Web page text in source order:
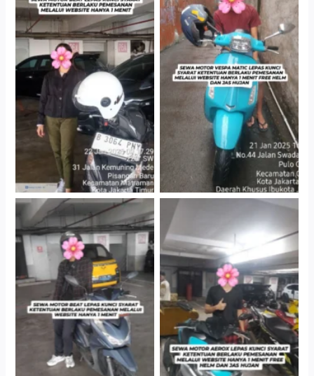
Cityplaza Jatinegara
Gedung Parkir P6A
Antar Jemput Kendaraan
Cityplaza Jatinegara
Gedung Parkir P6A
Cityplaza Jatinegara
Gedung Parkir P6A